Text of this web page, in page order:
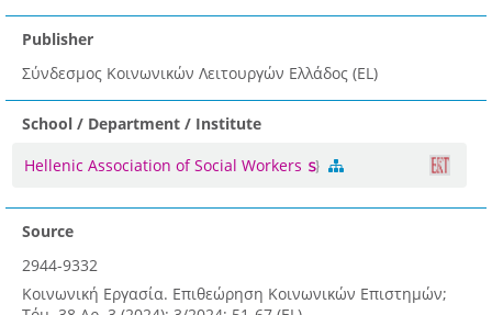
Publisher
Σύνδεσμος Κοινωνικών Λειτουργών Ελλάδος (EL)
School / Department / Institute
Hellenic Association of Social Workers
Source
2944-9332
Κοινωνική Εργασία. Επιθεώρηση Κοινωνικών Επιστημών;